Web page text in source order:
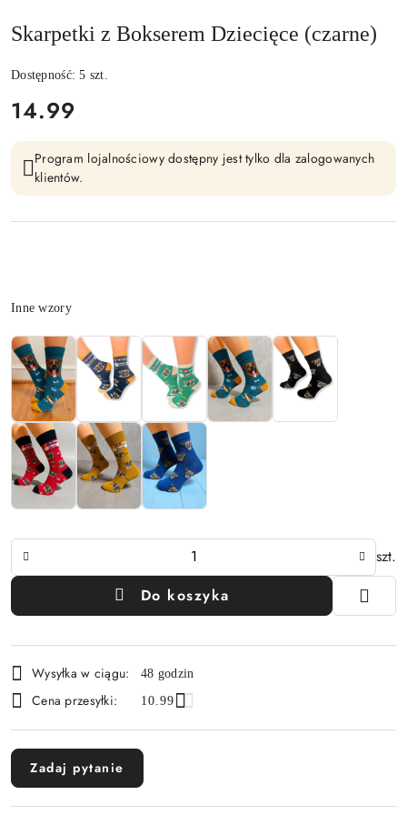
Skarpetki z Bokserem Dziecięce (czarne)
Dostępność:5 szt.
cena:
14.99
Program lojalnościowy dostępny jest tylko dla zalogowanych
klientów.
Wariant
Inne wzory
szt.
Do koszyka
i
dostawa
Wysyłka w ciągu: 48 godzin
Cena przesyłki: 10.99
Zadaj pytanie